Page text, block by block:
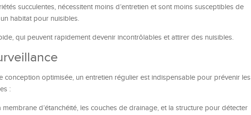
succulentes, nécessitent moins d’entretien et sont moins susceptibles de
habitat pour nuisibles.
qui peuvent rapidement devenir incontrôlables et attirer des nuisibles.
conception optimisée, un entretien régulier est indispensable pour prévenir les
:
membrane d’étanchéité, les couches de drainage, et la structure pour détecter